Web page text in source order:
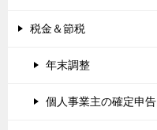
税金＆節税
年末調整
個人事業主の確定申告